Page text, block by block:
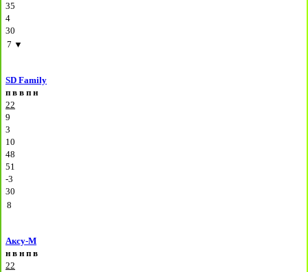
35
4
30
7 ▼
SD Family
п в в п н
22
9
3
10
48
51
-3
30
8
Аксу-М
н в н п в
22